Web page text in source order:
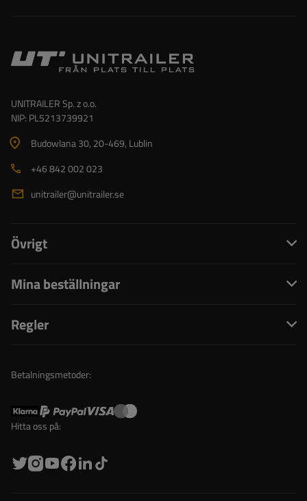
UNITRAILER Sp. z o.o.
NIP: PL5213739921
Budowlana 30, 20-469, Lublin
+46 842 002 023
unitrailer@unitrailer.se
Övrigt
Mina beställningar
Regler
Betalningsmetoder:
Hitta oss på: